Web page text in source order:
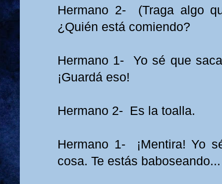
Hermano 2- (Traga algo
¿Quién está comiendo?
Hermano 1- Yo sé que
¡Guardá eso!
Hermano 2- Es la toalla.
Hermano 1- ¡Mentira! Yo
cosa. Te estás baboseando...